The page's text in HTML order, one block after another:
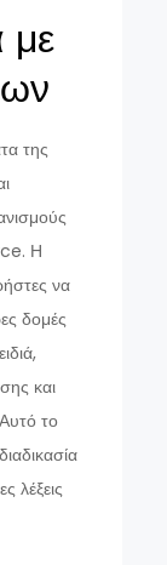
με
της
Η
να
δομές
και
το
λέξεις